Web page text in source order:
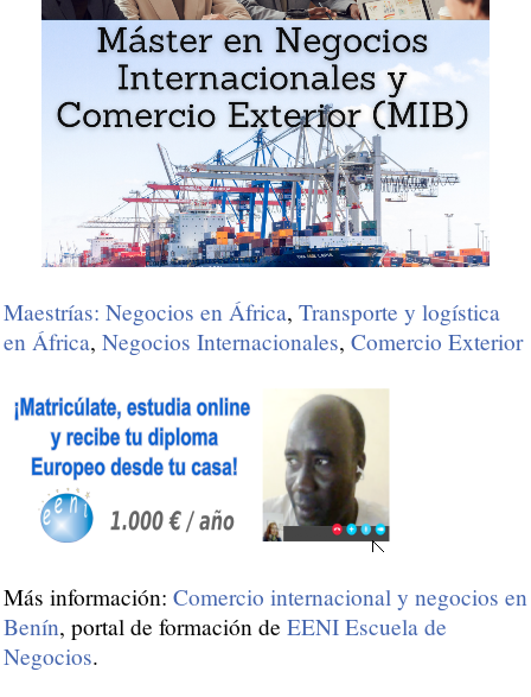
Maestrías: Negocios en África, Transporte y logística
en África, Negocios Internacionales, Comercio Exterior
Más información: Comercio internacional y negocios en
Benín, portal de formación de EENI Escuela de
Negocios.